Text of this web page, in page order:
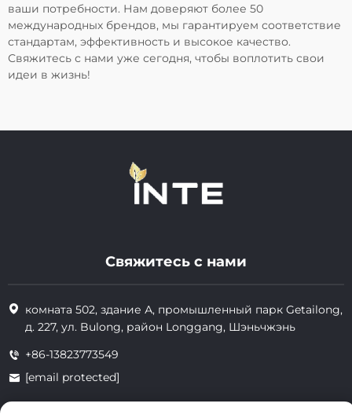
ваши потребности. Нам доверяют более 50
международных брендов, мы гарантируем соответствие
стандартам, эффективность и высокое качество.
Свяжитесь с нами уже сегодня, чтобы воплотить свои
идеи в жизнь!
Свяжитесь с нами
комната 502, здание А, промышленный парк Getailong,
д. 227, ул. Bulong, район Longgang, Шэньчжэнь
+86-13823773549
[email protected]